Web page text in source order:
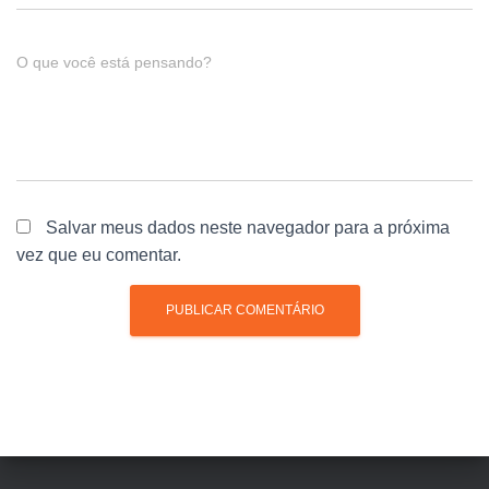
O que você está pensando?
Salvar meus dados neste navegador para a próxima
vez que eu comentar.